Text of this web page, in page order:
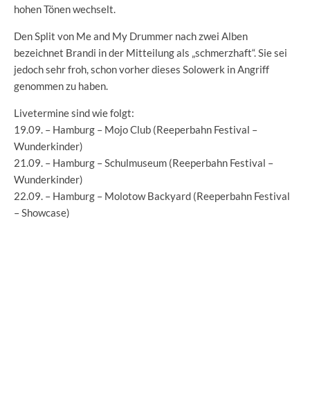
hohen Tönen wechselt.
Den Split von Me and My Drummer nach zwei Alben
bezeichnet Brandi in der Mitteilung als „schmerzhaft“. Sie sei
jedoch sehr froh, schon vorher dieses Solowerk in Angriff
genommen zu haben.
Livetermine sind wie folgt:
19.09. – Hamburg – Mojo Club (Reeperbahn Festival –
Wunderkinder)
21.09. – Hamburg – Schulmuseum (Reeperbahn Festival –
Wunderkinder)
22.09. – Hamburg – Molotow Backyard (Reeperbahn Festival
– Showcase)